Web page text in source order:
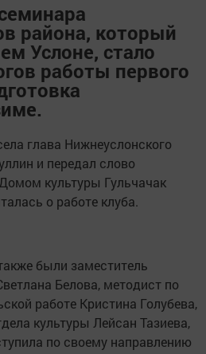
района, который
Услоне, стало
работы первого
глава Нижнеуслонского
и передал слово
культуры Гульчачак
о работе клуба.
были заместитель
Белова, методист по
работе Кристина Голубева,
культуры Лейсан Тазиева,
по своему направлению